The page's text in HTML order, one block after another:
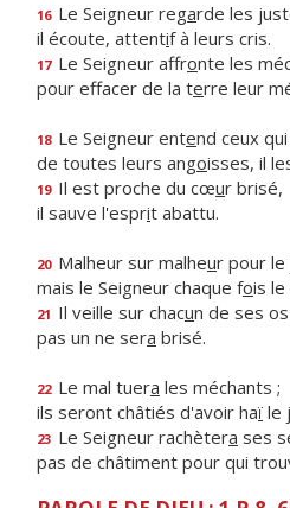
16 Le Seigneur regarde les
il écoute, attentif à leurs cris.
17 Le Seigneur affronte les
pour effacer de la terre leur
18 Le Seigneur entend ceux
de toutes leurs angoisses, il
19 Il est proche du cœur brisé,
il sauve l'esprit abattu.
20 Malheur sur malheur pour le
mais le Seigneur chaque fois le
21 Il veille sur chacun de ses os
pas un ne sera brisé.
22 Le mal tuera les méchants ;
ils seront châtiés d'avoir haï le
23 Le Seigneur rachètera ses
pas de châtiment pour qui